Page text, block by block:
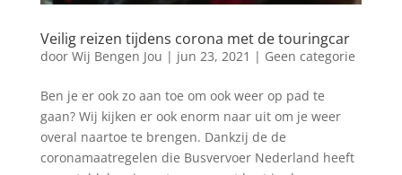
Veilig reizen tijdens corona met de touringcar
door Wij Bengen Jou | jun 23, 2021 | Geen categorie
Ben je er ook zo aan toe om ook weer op pad te
gaan? Wij kijken er ook enorm naar uit om je weer
overal naartoe te brengen. Dankzij de de
coronamaatregelen die Busvervoer Nederland heeft